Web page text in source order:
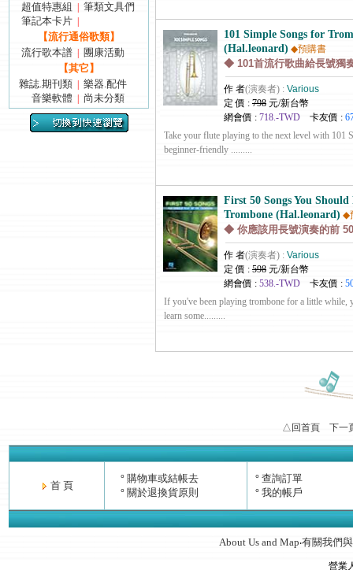
超值特惠組
筆類文具們
筆記本卡片
【流行通俗歌類】
流行歌本譜
團康活動
【其它】
雜誌.期刊類
樂器.配件
音樂軟體
尚未分類
101 Simple Songs for
(Hal.leonard) ◆預購書
◆ 101首流行歌曲給長號獨
作 者(演奏者) : Various
定 價 : 798 元/新台幣
網會價 : 718.-TWD 卡友價 :
Take your flute playing to the next level with 101
beginner-friendly .........
First 50 Songs You
Trombone (Hal.leonard) ◆
◆ 你應該用長號演奏的前
作 者(演奏者) : Various
定 價 : 598 元/新台幣
網會價 : 538.-TWD 卡友價 :
If you've been playing trombone for a little while,
learn some.........
△回首頁 下一
首 頁
° 購物車或結帳去
° 關於退換貨原則
° 查詢訂單
° 我的帳戶
About Us and Map‧有關我們
營業